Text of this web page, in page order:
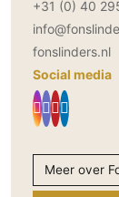
+31 (0) 40
fonslinders.nl
Social media
Meer over